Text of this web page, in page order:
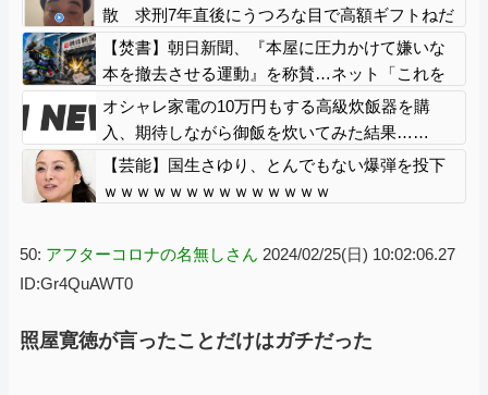
散 求刑7年直後にうつろな目で高額ギフトねだ
り続け「精神的に限界」「末期状態」と話題
【焚書】朝日新聞、『本屋に圧力かけて嫌いな
本を撤去させる運動』を称賛…ネット「これを
肯定的に書くとか頭おかしいのか」
オシャレ家電の10万円もする高級炊飯器を購
入、期待しながら御飯を炊いてみた結果……
【芸能】国生さゆり、とんでもない爆弾を投下
ｗｗｗｗｗｗｗｗｗｗｗｗｗｗ
50: アフターコロナの名無しさん 2024/02/25(日) 10:02:06.27
ID:Gr4QuAWT0
照屋寛徳が言ったことだけはガチだった